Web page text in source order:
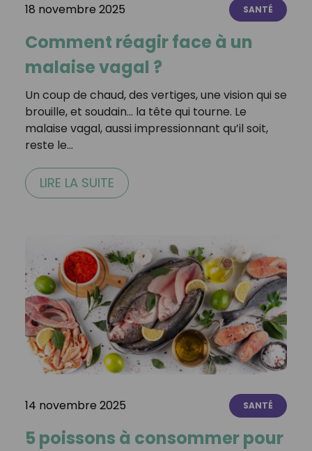
18 novembre 2025 SANTÉ
Comment réagir face à un
malaise vagal ?
Un coup de chaud, des vertiges, une vision qui se
brouille, et soudain… la tête qui tourne. Le
malaise vagal, aussi impressionnant qu’il soit,
reste le…
LIRE LA SUITE
14 novembre 2025 SANTÉ
5 poissons à consommer pour